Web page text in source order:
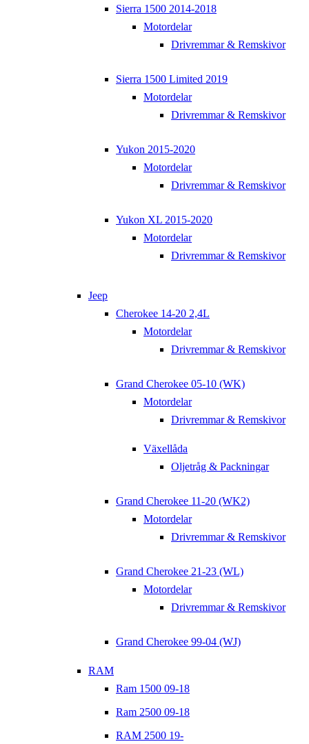
Sierra 1500 2014-2018
Motordelar
Drivremmar & Remskivor
Sierra 1500 Limited 2019
Motordelar
Drivremmar & Remskivor
Yukon 2015-2020
Motordelar
Drivremmar & Remskivor
Yukon XL 2015-2020
Motordelar
Drivremmar & Remskivor
Jeep
Cherokee 14-20 2,4L
Motordelar
Drivremmar & Remskivor
Grand Cherokee 05-10 (WK)
Motordelar
Drivremmar & Remskivor
Växellåda
Oljetråg & Packningar
Grand Cherokee 11-20 (WK2)
Motordelar
Drivremmar & Remskivor
Grand Cherokee 21-23 (WL)
Motordelar
Drivremmar & Remskivor
Grand Cherokee 99-04 (WJ)
RAM
Ram 1500 09-18
Ram 2500 09-18
RAM 2500 19-